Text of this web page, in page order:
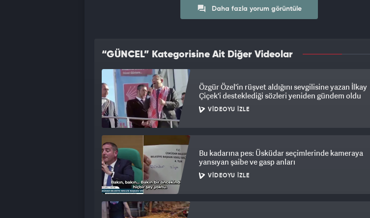
Daha fazla yorum görüntüle
“GÜNCEL” Kategorisine Ait Diğer Videolar
Özgür Özel'in rüşvet aldığını sevgilisine yazan İlkay
Çiçek'i desteklediği sözleri yeniden gündem oldu
VIDEOYU İZLE
Bu kadarına pes: Üsküdar seçimlerinde kameraya
yansıyan şaibe ve gasp anları
VIDEOYU İZLE